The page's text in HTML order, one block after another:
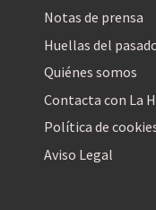
Notas de prensa
Huellas del
Quiénes somos
Contacta con La
Política de
Aviso Legal